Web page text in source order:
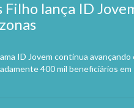
Filho lança ID
ID Jovem continua avançando
400 mil beneficiários